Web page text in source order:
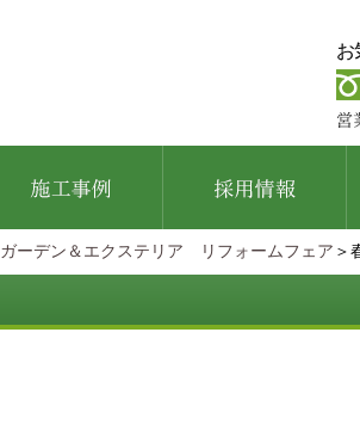
お
ガーデン＆エクステリア リフォームフェア ＞